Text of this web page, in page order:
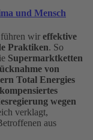
und Mensch
wir effektive
Praktiken. So
Supermarktketten
von
Total Energies
wegen
verklagt,
aus